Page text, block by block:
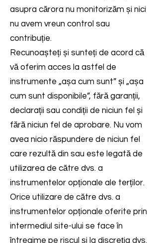
asupra cărora nu monitorizăm și nici
nu avem vreun control sau
contribuție.
Recunoașteți și sunteți de acord că
vă oferim acces la astfel de
instrumente „așa cum sunt” și „așa
cum sunt disponibile”, fără garanții,
declarații sau condiții de niciun fel și
fără niciun fel de aprobare. Nu vom
avea nicio răspundere de niciun fel
care rezultă din sau este legată de
utilizarea de către dvs. a
instrumentelor opționale ale terților.
Orice utilizare de către dvs. a
instrumentelor opționale oferite prin
intermediul site-ului se face în
întregime pe riscul și la discreția dvs.